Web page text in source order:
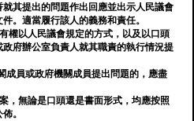
其提出的問題作出回應並出示人民議會
。適當履行該人的義務和責任。
權以人民議會規定的方式，以及以口頭
府辦公室負責人就其職責的執行情況提
成員或政府機關成員提出問題的，應盡
，無論是口頭還是書面形式，均應按照
。